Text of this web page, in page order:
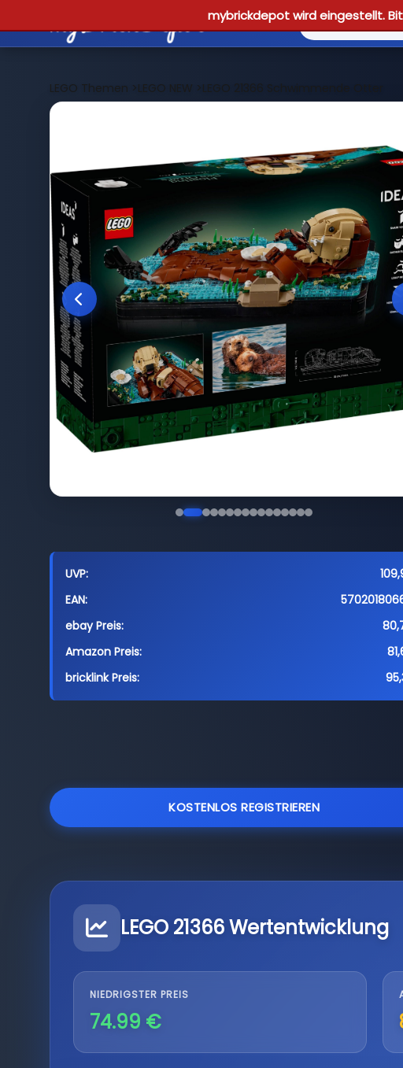
mybrickdepot wird eingestellt.
LEGO Themen >LEGO NEW >LEGO 21366 Schwimmende Otter
UVP:
EAN:
ebay Preis:
Amazon Preis:
bricklink Preis:
KOSTENLOS REGISTRIEREN
LEGO 21366 Wertentwicklung
NIEDRIGSTER PREIS
74.99 €